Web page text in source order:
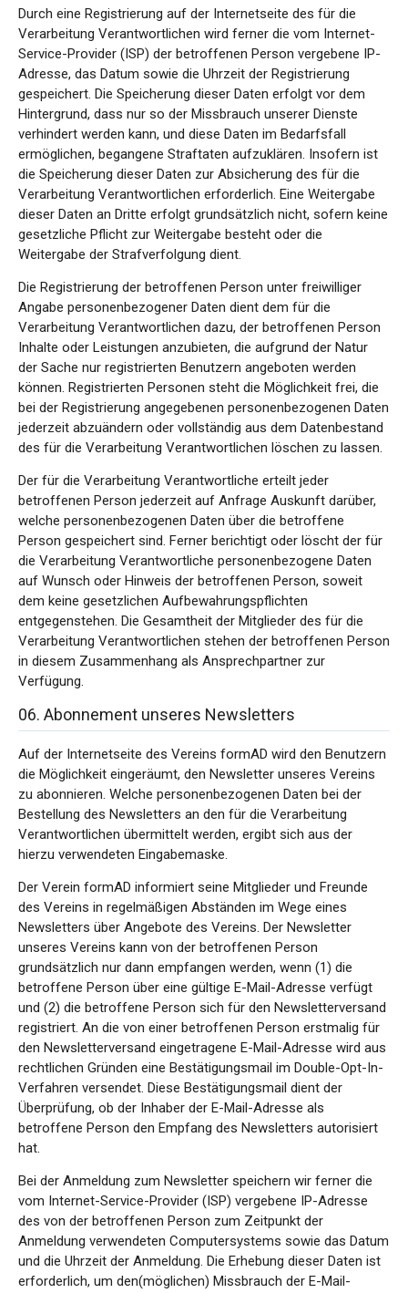
Durch eine Registrierung auf der Internetseite des für die
Verarbeitung Verantwortlichen wird ferner die vom Internet-
Service-Provider (ISP) der betroffenen Person vergebene IP-
Adresse, das Datum sowie die Uhrzeit der Registrierung
gespeichert. Die Speicherung dieser Daten erfolgt vor dem
Hintergrund, dass nur so der Missbrauch unserer Dienste
verhindert werden kann, und diese Daten im Bedarfsfall
ermöglichen, begangene Straftaten aufzuklären. Insofern ist
die Speicherung dieser Daten zur Absicherung des für die
Verarbeitung Verantwortlichen erforderlich. Eine Weitergabe
dieser Daten an Dritte erfolgt grundsätzlich nicht, sofern keine
gesetzliche Pflicht zur Weitergabe besteht oder die
Weitergabe der Strafverfolgung dient.
Die Registrierung der betroffenen Person unter freiwilliger
Angabe personenbezogener Daten dient dem für die
Verarbeitung Verantwortlichen dazu, der betroffenen Person
Inhalte oder Leistungen anzubieten, die aufgrund der Natur
der Sache nur registrierten Benutzern angeboten werden
können. Registrierten Personen steht die Möglichkeit frei, die
bei der Registrierung angegebenen personenbezogenen Daten
jederzeit abzuändern oder vollständig aus dem Datenbestand
des für die Verarbeitung Verantwortlichen löschen zu lassen.
Der für die Verarbeitung Verantwortliche erteilt jeder
betroffenen Person jederzeit auf Anfrage Auskunft darüber,
welche personenbezogenen Daten über die betroffene
Person gespeichert sind. Ferner berichtigt oder löscht der für
die Verarbeitung Verantwortliche personenbezogene Daten
auf Wunsch oder Hinweis der betroffenen Person, soweit
dem keine gesetzlichen Aufbewahrungspflichten
entgegenstehen. Die Gesamtheit der Mitglieder des für die
Verarbeitung Verantwortlichen stehen der betroffenen Person
in diesem Zusammenhang als Ansprechpartner zur
Verfügung.
06. Abonnement unseres Newsletters
Auf der Internetseite des Vereins formAD wird den Benutzern
die Möglichkeit eingeräumt, den Newsletter unseres Vereins
zu abonnieren. Welche personenbezogenen Daten bei der
Bestellung des Newsletters an den für die Verarbeitung
Verantwortlichen übermittelt werden, ergibt sich aus der
hierzu verwendeten Eingabemaske.
Der Verein formAD informiert seine Mitglieder und Freunde
des Vereins in regelmäßigen Abständen im Wege eines
Newsletters über Angebote des Vereins. Der Newsletter
unseres Vereins kann von der betroffenen Person
grundsätzlich nur dann empfangen werden, wenn (1) die
betroffene Person über eine gültige E-Mail-Adresse verfügt
und (2) die betroffene Person sich für den Newsletterversand
registriert. An die von einer betroffenen Person erstmalig für
den Newsletterversand eingetragene E-Mail-Adresse wird aus
rechtlichen Gründen eine Bestätigungsmail im Double-Opt-In-
Verfahren versendet. Diese Bestätigungsmail dient der
Überprüfung, ob der Inhaber der E-Mail-Adresse als
betroffene Person den Empfang des Newsletters autorisiert
hat.
Bei der Anmeldung zum Newsletter speichern wir ferner die
vom Internet-Service-Provider (ISP) vergebene IP-Adresse
des von der betroffenen Person zum Zeitpunkt der
Anmeldung verwendeten Computersystems sowie das Datum
und die Uhrzeit der Anmeldung. Die Erhebung dieser Daten ist
erforderlich, um den(möglichen) Missbrauch der E-Mail-